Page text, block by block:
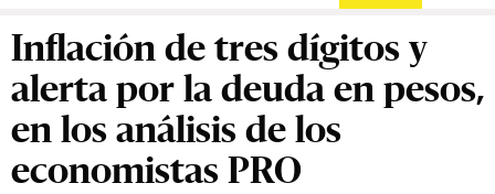
Inflación de tres dígitos y
alerta por la deuda en pesos,
en los análisis de los
economistas PRO